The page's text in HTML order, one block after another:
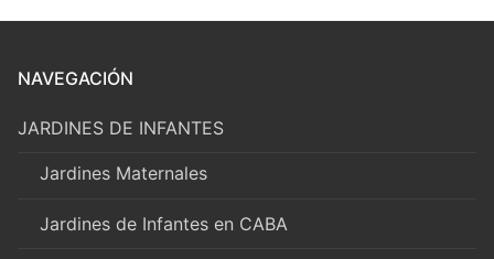
NAVEGACIÓN
JARDINES DE INFANTES
Jardines Maternales
Jardines de Infantes en CABA